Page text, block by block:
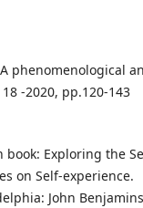
phenomenological
-2020, pp.120-143
book: Exploring the
on Self-experience.
John